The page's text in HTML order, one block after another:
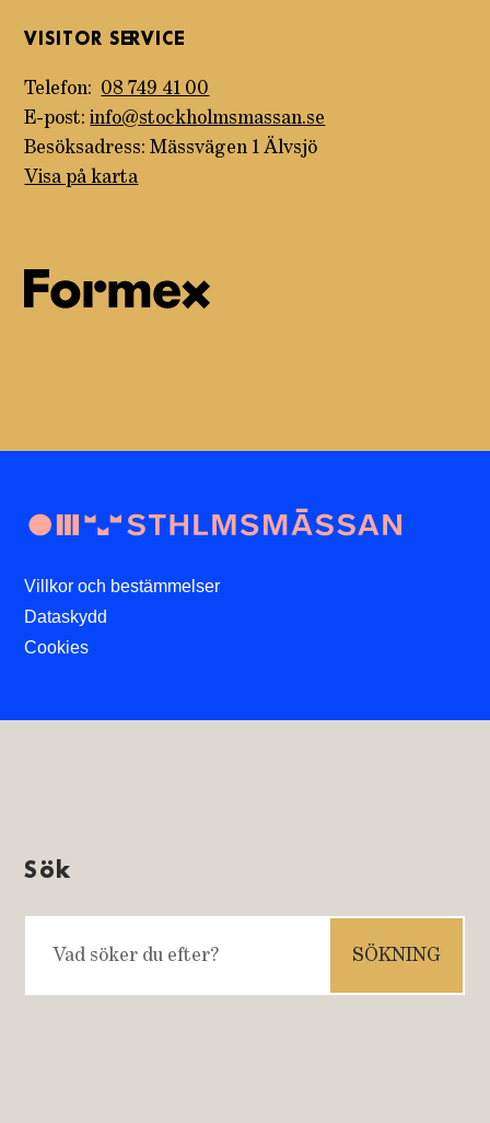
VISITOR SERVICE
Telefon: 08 749 41 00
E-post:info@stockholmsmassan.se
Besöksadress: Mässvägen 1 Älvsjö
Visa på karta
Villkor och bestämmelser
Dataskydd
Cookies
Sök
efter: